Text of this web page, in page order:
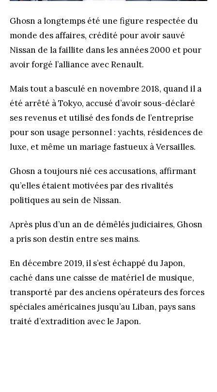
Ghosn a longtemps été une figure respectée du
monde des affaires, crédité pour avoir sauvé
Nissan de la faillite dans les années 2000 et pour
avoir forgé l’alliance avec Renault.
Mais tout a basculé en novembre 2018, quand il a
été arrêté à Tokyo, accusé d’avoir sous-déclaré
ses revenus et utilisé des fonds de l’entreprise
pour son usage personnel : yachts, résidences de
luxe, et même un mariage fastueux à Versailles.
Ghosn a toujours nié ces accusations, affirmant
qu’elles étaient motivées par des rivalités
politiques au sein de Nissan​.
Après plus d’un an de démêlés judiciaires, Ghosn
a pris son destin entre ses mains.
En décembre 2019, il s’est échappé du Japon,
caché dans une caisse de matériel de musique,
transporté par des anciens opérateurs des forces
spéciales américaines jusqu’au Liban, pays sans
traité d’extradition avec le Japon.